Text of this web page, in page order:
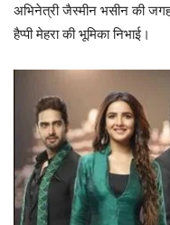
अभिनेत्री जैस्मीन भसीन की जगह
हैप्पी मेहरा की भूमिका निभाई।